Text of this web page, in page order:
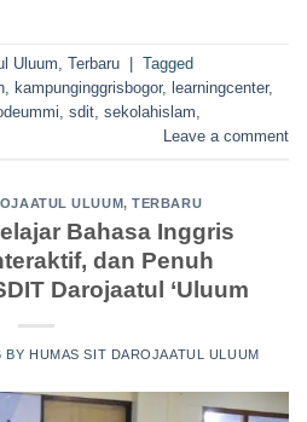
Uluum, Terbaru
Tagged
, kampunginggrisbogor, learningcenter,
, sdit, sekolahislam,
Leave a comment
ULUUM,TERBARU
Bahasa Inggris
dan Penuh
Darojaatul ‘Uluum
BY HUMAS SIT DAROJAATUL ULUUM